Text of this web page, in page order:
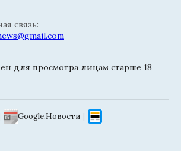
связь:
для просмотра лицам старше 18
Google.Новости |